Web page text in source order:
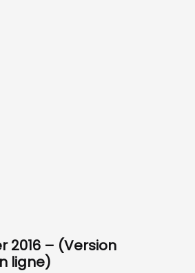
2016 – (Version
ligne)